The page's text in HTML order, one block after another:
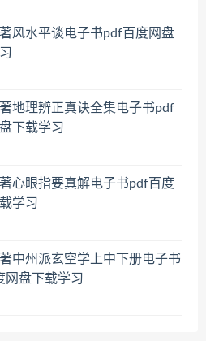
风水平谈电子书pdf百度网盘
地理辨正真诀全集电子书pdf
下载学习
心眼指要真解电子书pdf百度
学习
中州派玄空学上中下册电子书
网盘下载学习